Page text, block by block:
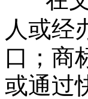
人或经
口；商
或通过